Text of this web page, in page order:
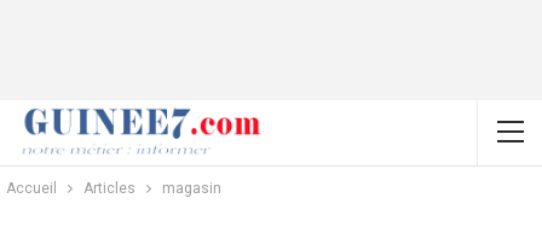
Accueil Articles magasin